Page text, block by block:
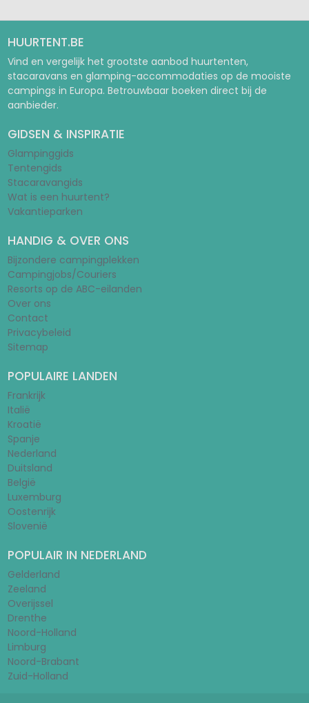
HUURTENT.BE
Vind en vergelijk het grootste aanbod huurtenten,
stacaravans en glamping-accommodaties op de mooiste
campings in Europa. Betrouwbaar boeken direct bij de
aanbieder.
GIDSEN & INSPIRATIE
Glampinggids
Tentengids
Stacaravangids
Wat is een huurtent?
Vakantieparken
HANDIG & OVER ONS
Bijzondere campingplekken
Campingjobs/Couriers
Resorts op de ABC-eilanden
Over ons
Contact
Privacybeleid
Sitemap
POPULAIRE LANDEN
Frankrijk
Italië
Kroatië
Spanje
Nederland
Duitsland
België
Luxemburg
Oostenrijk
Slovenië
POPULAIR IN NEDERLAND
Gelderland
Zeeland
Overijssel
Drenthe
Noord-Holland
Limburg
Noord-Brabant
Zuid-Holland